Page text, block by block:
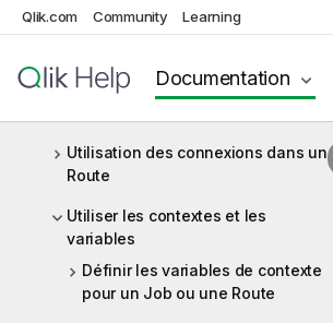
Qlik.com Community Learning
Documentation
Présentation d'une Route simple
Utilisation des connexions dans un
Utilisation des connexions dans une
Route
Utiliser les contextes et les
variables
Définir les variables de contexte
pour un Job ou une Route